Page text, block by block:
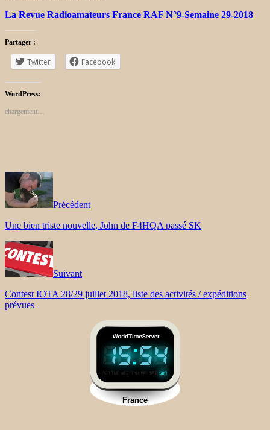
La Revue Radioamateurs France RAF N°9-Semaine 29-2018
Partager :
Twitter Facebook
WordPress:
chargement…
Précédent
Une bien triste nouvelle, John de F4HQA passé SK
Suivant
Contest IOTA 28/29 juillet 2018, liste des activités / expéditions
prévues